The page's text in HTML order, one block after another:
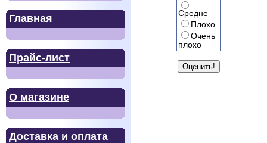
Главная
Прайс-лист
О магазине
Доставка и оплата
Средне
Плохо
Очень
плохо